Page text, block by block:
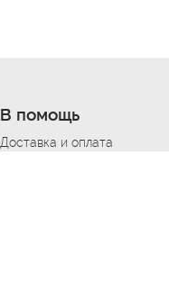
В помощь
Доставка и оплата